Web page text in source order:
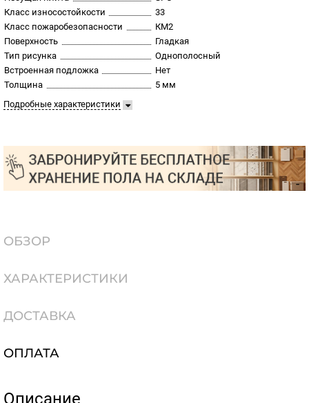
Класс износостойкости
33
Класс пожаробезопасности
КМ2
Поверхность
Гладкая
Тип рисунка
Однополосный
Встроенная подложка
Нет
Толщина
5 мм
Подробные характеристики
ОБЗОР
ХАРАКТЕРИСТИКИ
ДОСТАВКА
ОПЛАТА
Описание